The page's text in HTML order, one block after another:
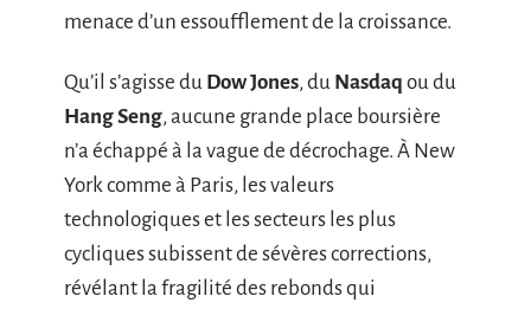
menace d’un essoufflement de la croissance.
Qu’il s’agisse du Dow Jones, du Nasdaq ou du
Hang Seng, aucune grande place boursière
n’a échappé à la vague de décrochage. À New
York comme à Paris, les valeurs
technologiques et les secteurs les plus
cycliques subissent de sévères corrections,
révélant la fragilité des rebonds qui